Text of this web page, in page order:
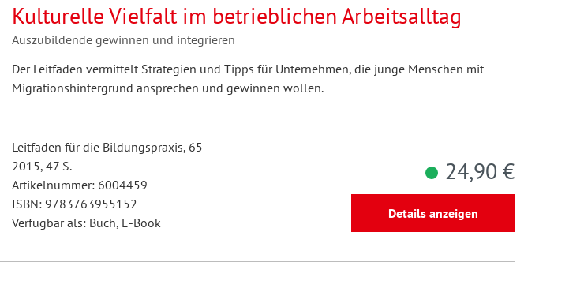
Kulturelle Vielfalt im betrieblichen Arbeitsalltag
Auszubildende gewinnen und integrieren
Der Leitfaden vermittelt Strategien und Tipps für Unternehmen, die junge Menschen mit
Migrationshintergrund ansprechen und gewinnen wollen.
Leitfaden für die Bildungspraxis, 65
2015, 47 S.
Artikelnummer: 6004459
ISBN: 9783763955152
Verfügbar als: Buch, E-Book
24,90 €
Details anzeigen